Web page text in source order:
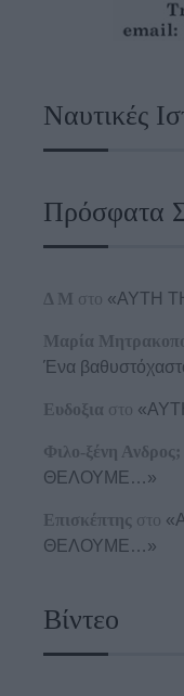
Ναυτικές
Πρόσφατα
Δ Μ στο «ΑΥΤΗ
Μαρία
Ένα
Ευδοξια στο
Φιλο-ξένη Ανδρος;
ΘΕΛΟΥΜΕ…»
Επισκέπτης στο
ΘΕΛΟΥΜΕ…»
Βίντεο